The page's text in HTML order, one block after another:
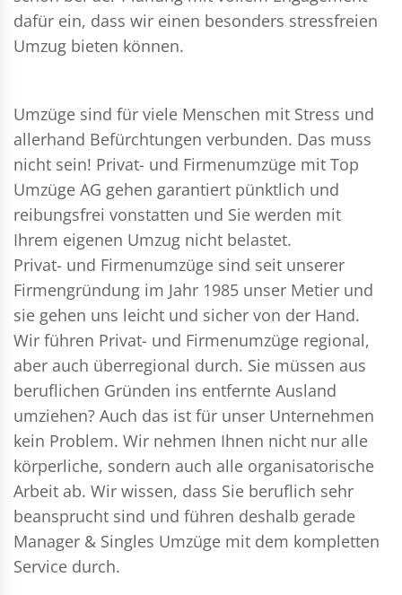
dafür ein, dass wir einen besonders stressfreien
Umzug bieten können.
Umzüge sind für viele Menschen mit Stress und
allerhand Befürchtungen verbunden. Das muss
nicht sein! Privat- und Firmenumzüge mit Top
Umzüge AG gehen garantiert pünktlich und
reibungsfrei vonstatten und Sie werden mit
Ihrem eigenen Umzug nicht belastet.
Privat- und Firmenumzüge sind seit unserer
Firmengründung im Jahr 1985 unser Metier und
sie gehen uns leicht und sicher von der Hand.
Wir führen Privat- und Firmenumzüge regional,
aber auch überregional durch. Sie müssen aus
beruflichen Gründen ins entfernte Ausland
umziehen? Auch das ist für unser Unternehmen
kein Problem. Wir nehmen Ihnen nicht nur alle
körperliche, sondern auch alle organisatorische
Arbeit ab. Wir wissen, dass Sie beruflich sehr
beansprucht sind und führen deshalb gerade
Manager & Singles Umzüge mit dem kompletten
Service durch.